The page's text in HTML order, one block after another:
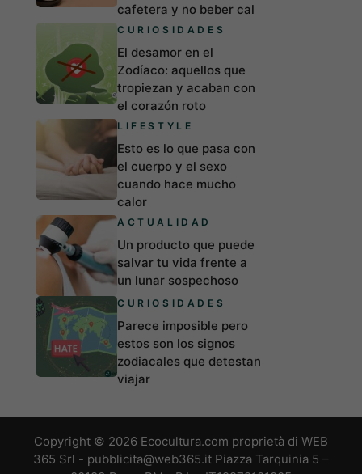
cafetera y no beber cal
CURIOSIDADES
El desamor en el
Zodíaco: aquellos que
tropiezan y acaban con
el corazón roto
LIFESTYLE
Esto es lo que pasa con
el cuerpo y el sexo
cuando hace mucho
calor
ACTUALIDAD
Un producto que puede
salvar tu vida frente a
un lunar sospechoso
CURIOSIDADES
Parece imposible pero
estos son los signos
zodiacales que detestan
viajar
Copyright © 2026 Ecocultura.com proprietà di WEB
365 Srl - pubblicita@web365.it Piazza Tarquinia 5 –